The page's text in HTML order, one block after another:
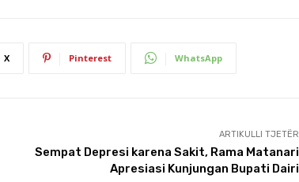
X Pinterest WhatsApp
ARTIKULLI TJETËR
Sempat Depresi karena Sakit, Rama Matanari
Apresiasi Kunjungan Bupati Dairi